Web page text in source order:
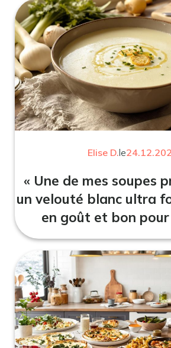
Elise D.le
« Une de mes soupes
un velouté blanc ultra
en goût et bon